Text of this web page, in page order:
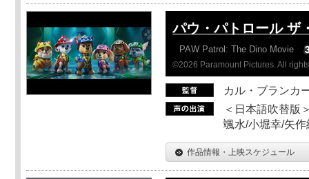
パウ・パトロール ザ
PAW Patrol: The Dino Movie
©2026 Paramount Pictures. All
カル・ブランカ
＜日本語吹替版
颯水/小堀幸/矢作
作品情報・上映スケジュール